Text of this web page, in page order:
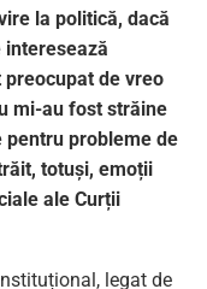
la politică, dacă
interesează
de vreo
mi-au fost străine
probleme de
totuși, emoții
ale Curții
legat de